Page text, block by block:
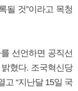
될 것”이라고 목청
선언하면 공직선
혔다. 조국혁신당
고 “지난달 15일 국